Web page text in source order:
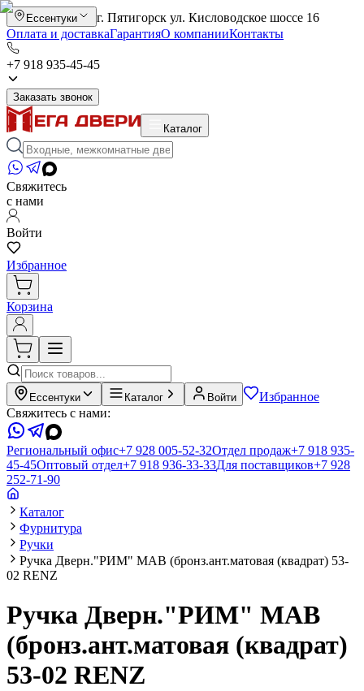
Ессентуки
г. Пятигорск ул. Кисловодское шоссе 16
Оплата и доставкаГарантияО компанииКонтакты
+7 918 935-45-45
Заказать звонок
Каталог
Свяжитесь
с нами
Войти
Избранное
Корзина
Ессентуки Каталог Войти
Избранное
Свяжитесь с нами:
Региональный офис+7 928 005-52-32Отдел продаж+7 918 935-
45-45Оптовый отдел+7 918 936-33-33Для поставщиков+7 928
252-71-90
Каталог
Фурнитура
Ручки
Ручка Дверн."РИМ" MAB (бронз.ант.матовая (квадрат) 53-
02 RENZ
Ручка Дверн."РИМ" MAB
(бронз.ант.матовая (квадрат)
53-02 RENZ